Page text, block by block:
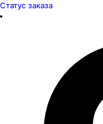
Статус заказа